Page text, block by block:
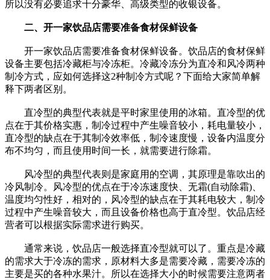
所以没有必要追求十分豪华、高级类型的收银设备。
二、开一家饮品店需要准备食材保鲜设备
开一家饮品店需要准备食材保鲜设备。饮品店的食材保鲜
设备主要包括冷藏柜与冷冻柜。冷藏冷冻分为直冷和风冷两种
制冷方式，应如何选择这2种制冷方式呢？下面给大家简单解
释下两者区别。
直冷型的典型代表就是平时家里使用的冰箱。直冷型的优
点在于其价格实惠，制冷过程中产生噪音较小，耗电量较小，
直冷型的缺点在于其制冷效率低，制冷速度慢，设备内温度分
布不均匀，而且使用时间一长，就需要进行除霜。
风冷型的典型代表则是家庭用的空调，其原理是靠吹出的
冷风制冷。风冷型的优点在于冷冻速度快、无霜(自动除霜)、
温度均匀性好，相对的，风冷型的缺点在于其耗电较大，制冷
过程中产生噪音较大，而且设备价格也高于直冷型。饮品店经
营者可以根据实际需求进行购买。
通常来说，饮品店一般选择直冷型就可以了。重点是冷藏
的需求大于冷冻的需求，原材料大多是需要冷藏，需要冷冻的
主要是买的各种水果汁。所以在选择大小的时候需要注意两者